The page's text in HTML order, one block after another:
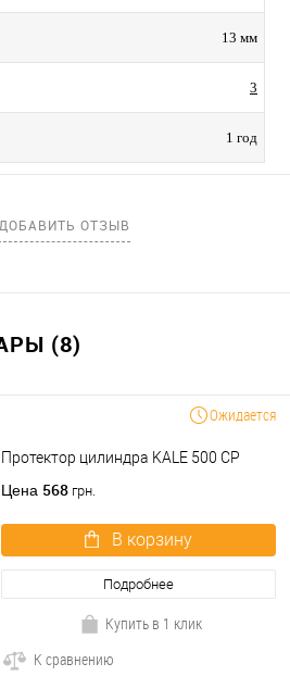
13 мм
3
1 год
ДОБАВИТЬ ОТЗЫВ
(8)
Ожидается
Протектор цилиндра KALE 500 CP
Цена 568 грн.
В корзину
Подробнее
Купить в 1 клик
К сравнению